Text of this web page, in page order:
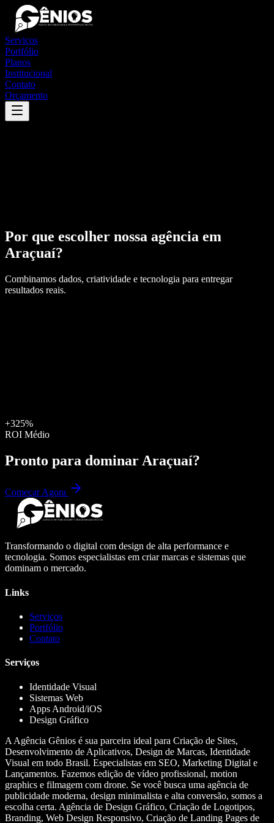
Serviços
Portfólio
Planos
Institucional
Contato
Orçamento
Por que escolher nossa agência em
Araçuaí?
Combinamos dados, criatividade e tecnologia para entregar
resultados reais.
+325%
ROI Médio
Pronto para dominar Araçuaí?
Começar Agora
Transformando o digital com design de alta performance e
tecnologia. Somos especialistas em criar marcas e sistemas que
dominam o mercado.
Links
Serviços
Portfólio
Contato
Serviços
Identidade Visual
Sistemas Web
Apps Android/iOS
Design Gráfico
A Agência Gênios é sua parceira ideal para Criação de Sites,
Desenvolvimento de Aplicativos, Design de Marcas, Identidade
Visual em todo Brasil. Especialistas em SEO, Marketing Digital e
Lançamentos. Fazemos edição de vídeo profissional, motion
graphics e filmagem com drone. Se você busca uma agência de
publicidade moderna, design minimalista e alta conversão, somos a
escolha certa. Agência de Design Gráfico, Criação de Logotipos,
Branding, Web Design Responsivo, Criação de Landing Pages de